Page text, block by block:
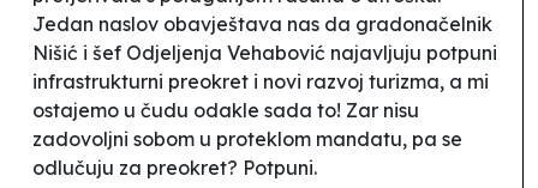
Jedan naslov obavještava nas da gradonačelnik
Nišić i šef Odjeljenja Vehabović najavljuju potpuni
infrastrukturni preokret i novi razvoj turizma, a mi
ostajemo u čudu odakle sada to! Zar nisu
zadovoljni sobom u proteklom mandatu, pa se
odlučuju za preokret? Potpuni.